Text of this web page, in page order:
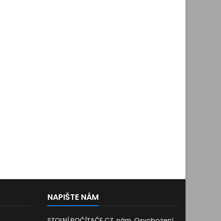
NAPIŠTE NÁM